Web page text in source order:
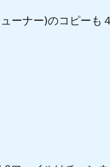
ーナー)のコピーも